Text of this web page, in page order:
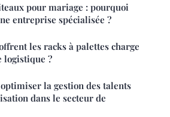
pour mariage : pourquoi
entreprise spécialisée ?
les racks à palettes charge
logistique ?
la gestion des talents
dans le secteur de